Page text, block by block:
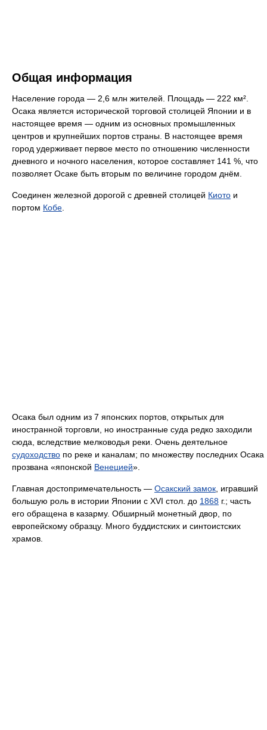
Общая информация
Население города — 2,6 млн жителей. Площадь — 222 км².
Осака является исторической торговой столицей Японии и в
настоящее время — одним из основных промышленных
центров и крупнейших портов страны. В настоящее время
город удерживает первое место по отношению численности
дневного и ночного населения, которое составляет 141 %, что
позволяет Осаке быть вторым по величине городом днём.
Соединен железной дорогой с древней столицей Киото и
портом Кобе
Осака был одним из 7 японских портов, открытых для
иностранной торговли, но иностранные суда редко заходили
сюда, вследствие мелководья реки. Очень деятельное
судоходство по реке и каналам; по множеству последних Осака
прозвана «японской Венецией».
Главная достопримечательность — Осакский замок , игравший
большую роль в истории Японии с XVI стол. до 1868 г.; часть
его обращена в казарму. Обширный монетный двор, по
европейскому образцу. Много буддистских и синтоистских
храмов.